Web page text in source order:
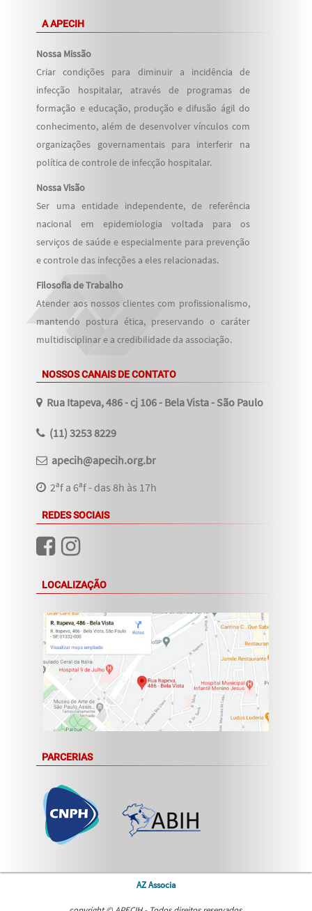
A APECIH
Nossa Missão
Criar condições para diminuir a incidência de
infecção hospitalar, através de programas de
formação e educação, produção e difusão ágil do
conhecimento, além de desenvolver vínculos com
organizações governamentais para interferir na
política de controle de infecção hospitalar.
Nossa Visão
Ser uma entidade independente, de referência
nacional em epidemiologia voltada para os
serviços de saúde e especialmente para prevenção
e controle das infecções a eles relacionadas.
Filosofia de Trabalho
Atender aos nossos clientes com profissionalismo,
mantendo postura ética, preservando o caráter
multidisciplinar e a credibilidade da associação.
NOSSOS CANAIS DE CONTATO
Rua Itapeva, 486 - cj 106 - Bela Vista - São Paulo
(11) 3253 8229
apecih@apecih.org.br
2ªf a 6ªf - das 8h às 17h
REDES SOCIAIS
LOCALIZAÇÃO
PARCERIAS
AZ Associa